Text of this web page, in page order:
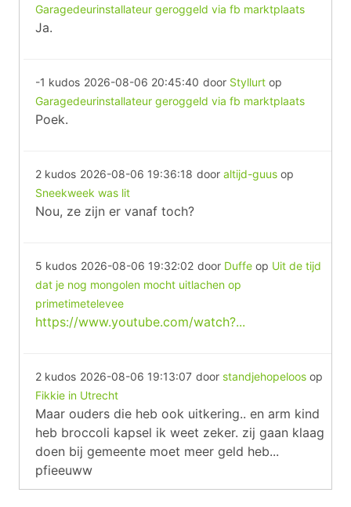
Garagedeurinstallateur geroggeld via fb marktplaats
Ja.
-1 kudos 2026-08-06 20:45:40 door Styllurt op
Garagedeurinstallateur geroggeld via fb marktplaats
Poek.
2 kudos 2026-08-06 19:36:18 door altijd-guus op
Sneekweek was lit
Nou, ze zijn er vanaf toch?
5 kudos 2026-08-06 19:32:02 door Duffe op Uit de tijd
dat je nog mongolen mocht uitlachen op
primetimetelevee
https://www.youtube.com/watch?...
2 kudos 2026-08-06 19:13:07 door standjehopeloos op
Fikkie in Utrecht
Maar ouders die heb ook uitkering.. en arm kind
heb broccoli kapsel ik weet zeker. zij gaan klaag
doen bij gemeente moet meer geld heb...
pfieeuww